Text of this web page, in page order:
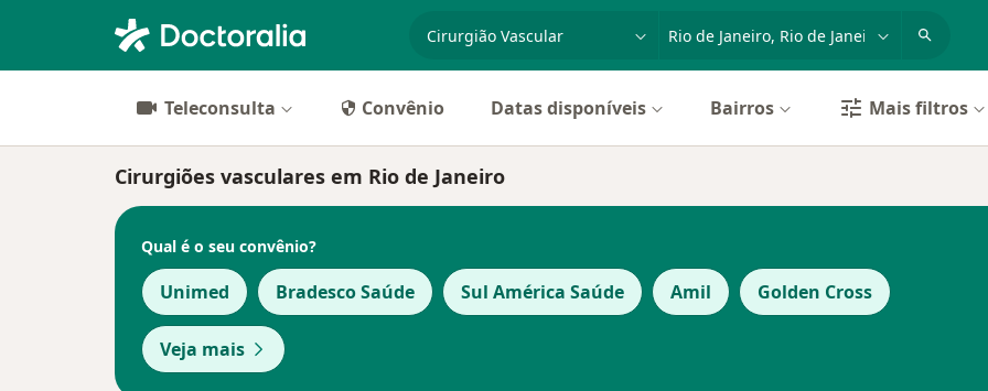
Teleconsulta Convênio Datas disponíveis Bairros Mais filtros
Cirurgiões vasculares em Rio de Janeiro
Qual é o seu convênio?
Unimed Bradesco Saúde Sul América Saúde Amil Golden Cross
Veja mais